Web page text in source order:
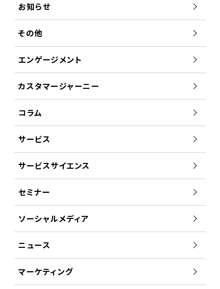
お知らせ
その他
エンゲージメント
カスタマージャーニー
コラム
サービス
サービスサイエンス
セミナー
ソーシャルメディア
ニュース
マーケティング